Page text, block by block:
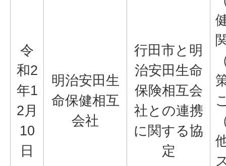
令
和2
年1
2月
10
日
明治安田生
命保健相互
会社
行田市と明
治安田生命
保険相互会
社との連携
に関する協
定